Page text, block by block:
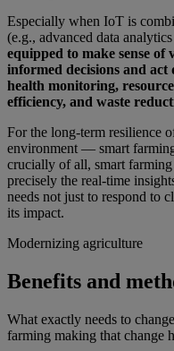
Especially when IoT is
(e.g., advanced data
equipped to make sense of
informed decisions and act
health monitoring,
efficiency, and waste
For the long-term resilience
environment — smart
crucially of all, smart
precisely the real-time
needs not just to respond to
its impact.
Modernizing agriculture
Benefits and
What exactly needs to
farming making that change